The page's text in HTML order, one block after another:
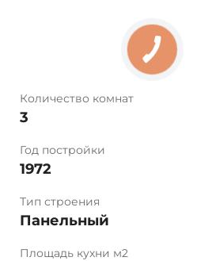
Количество комнат
3
Год постройки
1972
Тип строения
Панельный
Площадь кухни м2